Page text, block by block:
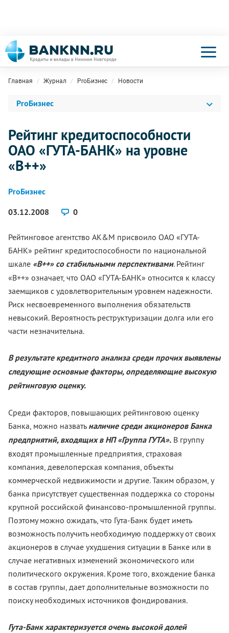
Главная Журнал ProБизнес Новости
ProБизнес
Рейтинг кредитоспособности
ОАО «ГУТА-БАНК» на уровне
«B++»
ProБизнес
03.12.2008
0
Рейтинговое агентство AK&M присвоило ОАО «ГУТА-
БАНК» рейтинг кредитоспособности по национальной
шкале «B++» со стабильными перспективами. Рейтинг
«B++» означает, что ОАО «ГУТА-БАНК» относится к классу
заемщиков с удовлетворительным уровнем надежности.
Риск несвоевременного выполнения обязательств
невысокий. Вероятность реструктуризации долга или его
части незначительна.
В результате кредитного анализа среди прочих выявлены
следующие основные факторы, определяющие высокую
рейтинговую оценку.
Среди факторов, повышающих рейтинговою оценку
Банка, можно назвать наличие среди акционеров Банка
предприятий, входящих в НП «Группа ГУТА». В группу
входят промышленные предприятия, страховая
компания, девелоперская компания, объекты
коммерческой недвижимости и другие. Таким образом, у
банка присутствует существенная поддержка со стороны
крупной российской финансово-промышленной группы.
Поэтому можно ожидать, что Гута-Банк будет иметь
возможность получить необходимую поддержку от своих
акционеров в случае ухудшения ситуации в Банке или в
случае негативных изменений экономического или
политического окружения. Кроме того, вхождение банка
в состав группы, дает дополнительные возможности по
поиску необходимых источников фондирования.
Гута-Банк характеризуется очень высокой долей